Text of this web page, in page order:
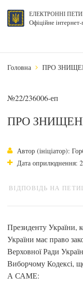
ЕЛЕКТРОННІ
Офіційне
Головна ПРО
№22/236006-еп
ПРО
Автор (ініціатор):
Дата оприлюднення:
ВІДПОВІДЬ НА
Президенту України,
України має право
Верховної Ради
Виборчому Кодексі,
А САМЕ: